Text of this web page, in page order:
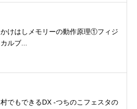
かけはしメモリーの動作原理①フィジ
カルブ...
村でもできるDX -つちのこフェスタの